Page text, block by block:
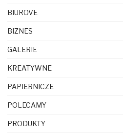
BIUROVE
BIZNES
GALERIE
KREATYWNE
PAPIERNICZE
POLECAMY
PRODUKTY